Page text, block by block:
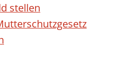
stellen